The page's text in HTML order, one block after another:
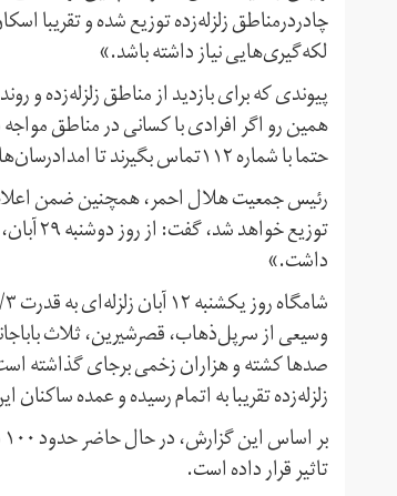
چادردرمناطق زلزله‌زده توزیع شده و
لکه‌گیری‌هایی نیاز داشته باشد.»
همین رو اگر افرادی با کسانی در مناطق
حتما با شماره ۱۱۲تماس بگیرند تا امدادرسان‌های جمعیت هلال احمر به سرعت به محل اعزام شوند.»
توزیع
داشت.»
وسيعی از سرپل‌ذهاب، قصرشيرين، ثلاث
صدها کشته و هزاران زخمی برجای گذاشته
زلزله‌زده تقریبا به اتمام رسیده و عمده
تاثیر قرار داده است.